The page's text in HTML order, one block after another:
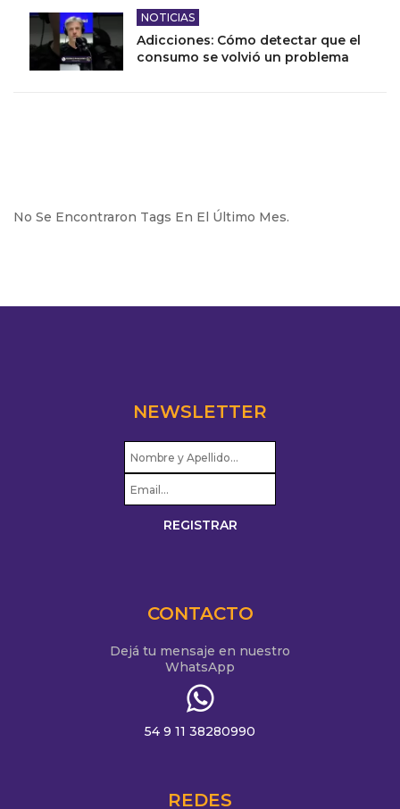
NOTICIAS
Adicciones: Cómo detectar que el
consumo se volvió un problema
No Se Encontraron Tags En El Último Mes.
NEWSLETTER
CONTACTO
Dejá tu mensaje en nuestro
WhatsApp
54 9 11 38280990
REDES